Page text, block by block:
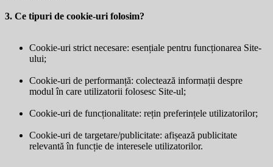
3. Ce tipuri de cookie-uri folosim?
Cookie-uri strict necesare: esențiale pentru funcționarea Site-
ului;
Cookie-uri de performanță: colectează informații despre
modul în care utilizatorii folosesc Site-ul;
Cookie-uri de funcționalitate: rețin preferințele utilizatorilor;
Cookie-uri de targetare/publicitate: afișează publicitate
relevantă în funcție de interesele utilizatorilor.